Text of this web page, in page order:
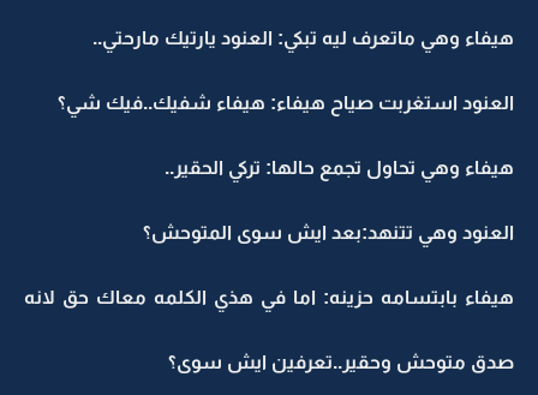
هيفاء وهي ماتعرف ليه تبكي: العنود يارتيك مارحتي..
العنود استغربت صياح هيفاء: هيفاء شفيك..فيك شي؟
هيفاء وهي تحاول تجمع حالها: تركي الحقير..
العنود وهي تتنهد:بعد ايش سوى المتوحش؟
هيفاء بابتسامه حزينه: اما في هذي الكلمه معاك حق لانه
صدق متوحش وحقير..تعرفين ايش سوى؟